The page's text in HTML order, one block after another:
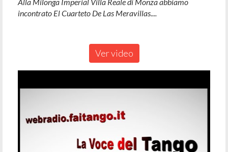
Alla Milonga Imperial Villa Reale di Monza abbiamo
incontrato El Cuarteto De Las Meravillas....
Ver video